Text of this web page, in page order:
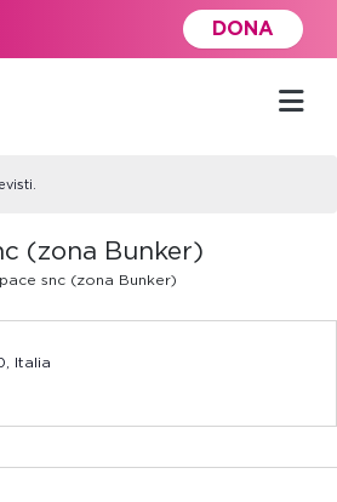
DONA
(zona Bunker)
snc (zona Bunker)
Italia